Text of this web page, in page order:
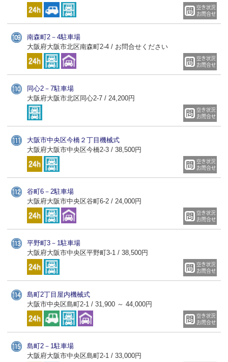
南森町2－4駐車場
大阪府大阪市北区南森町2-4 / お問合せください
同心2－7駐車場
大阪府大阪市北区同心2-7 / 24,200円
大阪市中央区今橋２丁目機械式
大阪府大阪市中央区今橋2-3 / 38,500円
谷町6－2駐車場
大阪府大阪市中央区谷町6-2 / 24,000円
平野町3－1駐車場
大阪府大阪市中央区平野町3-1 / 38,500円
島町2丁目屋内機械式
大阪市中央区島町2-1 / 31,900 ～ 44,000円
島町2－1駐車場
大阪府大阪市中央区島町2-1 / 33,000円